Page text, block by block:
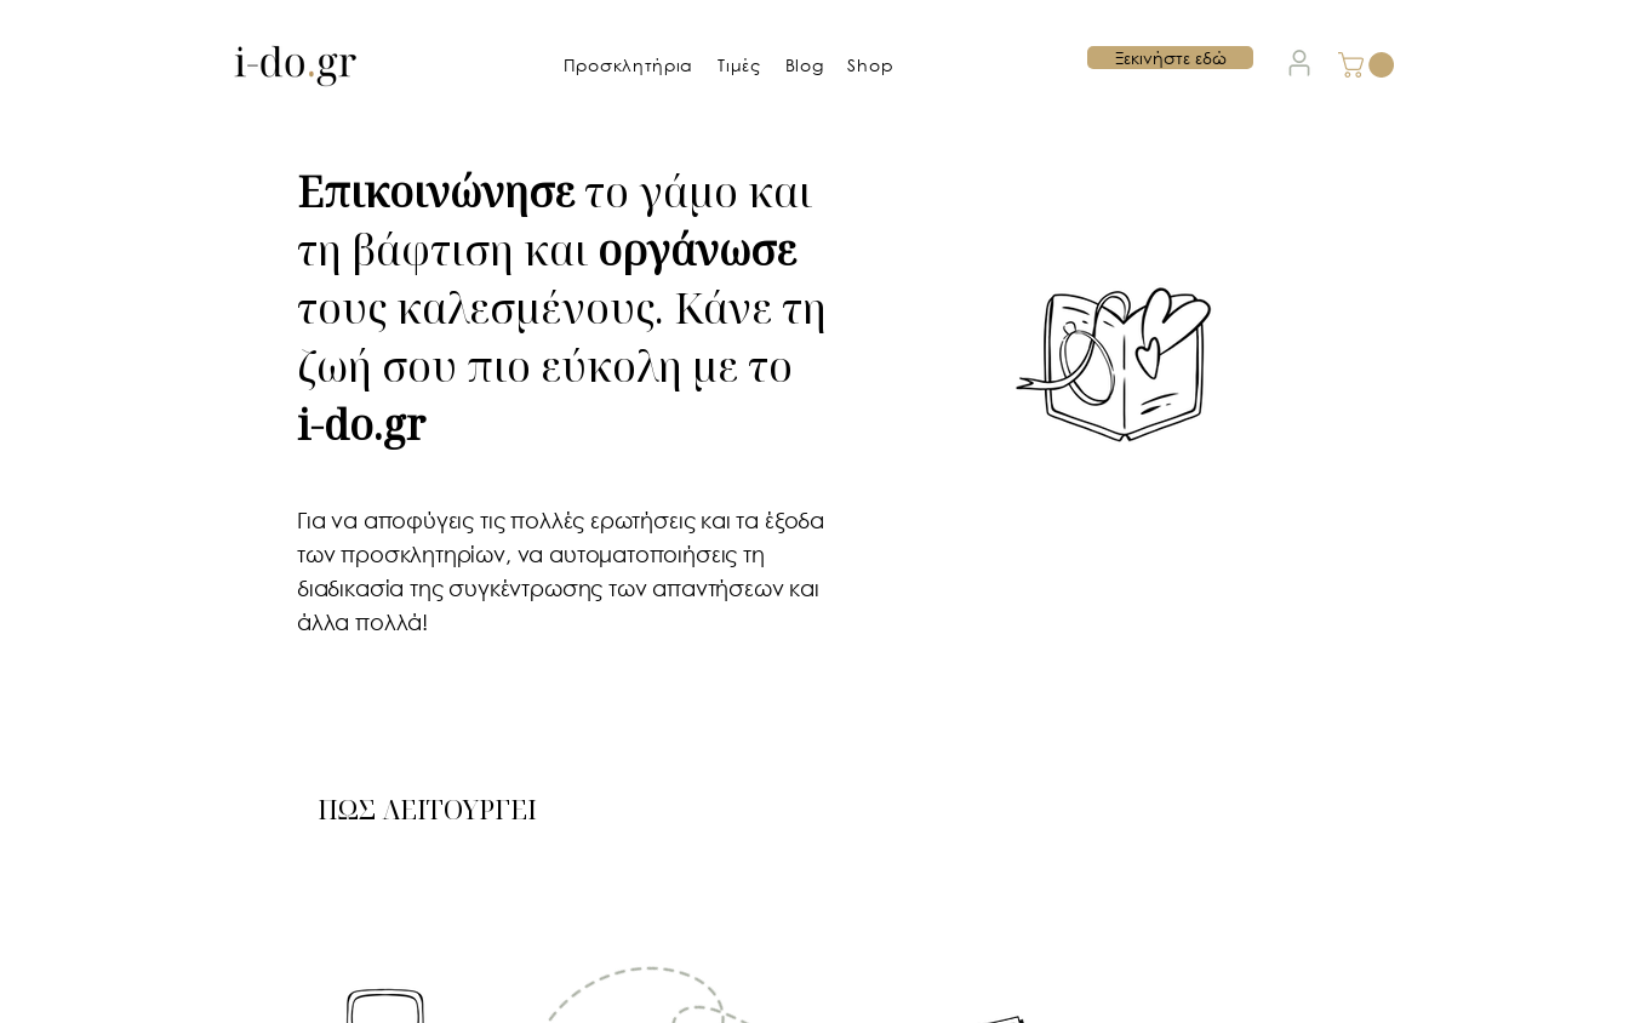
Ξεκινήστε εδώ
Προσκλητήρια Τιμές Blog Shop
Επικοινώνησετο γάμο και
τη βάφτιση και οργάνωσε
τους καλεσμένους. Κάνε τη
ζωή σου πιο εύκολη με το
i-do.gr
Για να αποφύγεις τις πολλές ερωτήσεις και τα έξοδα
των προσκλητηρίων, να αυτοματοποιήσεις τη
διαδικασία της συγκέντρωσης των απαντήσεων και
άλλα πολλά!
ΠΩΣ ΛΕΙΤΟΥΡΓΕΙ